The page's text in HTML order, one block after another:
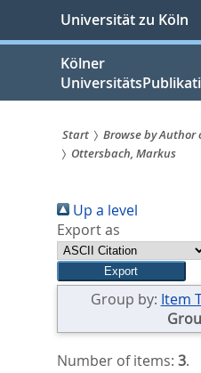
springen
Universität zu Köln
Kölner
Sie
sind
hier:
Start Browse by Author
Ottersbach, Markus
Up a level
Export as
Group by: Item
Number of items: 3.